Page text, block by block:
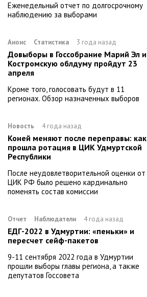
Еженедельный отчет по долгосрочному
наблюдению за выборами
Анонс Статистика 3 года назад
Довыборы в Госсобрание Марий Эл и
Костромскую облдуму пройдут 23
апреля
Кроме того, голосовать будут в 11
регионах. Обзор назначенных выборов
Новость 4 года назад
Коней меняют после переправы: как
прошла ротация в ЦИК Удмуртской
Республики
После неудовлетворительной оценки от
ЦИК РФ было решено кардинально
поменять состав комиссии
Отчет Наблюдатели 4 года назад
ЕДГ-2022 в Удмуртии: «пеньки» и
пересчет сейф-пакетов
9-11 сентября 2022 года в Удмуртии
прошли выборы главы региона, а также
депутатов Госсовета